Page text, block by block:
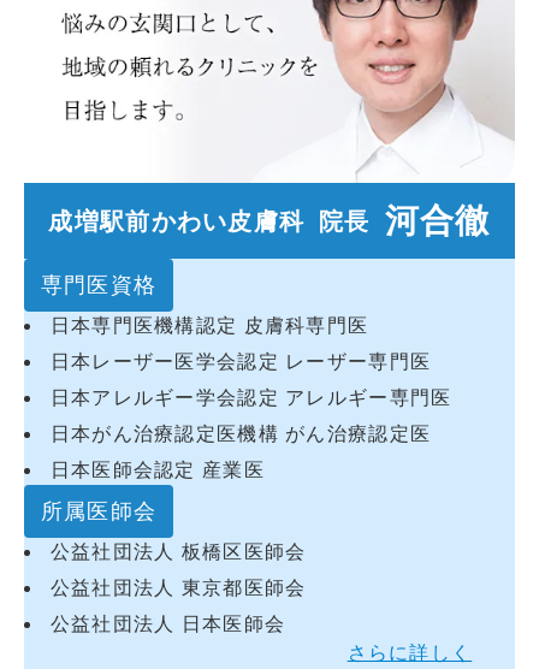
成増駅前かわい皮膚科 院長 河合徹
専門医資格
日本専門医機構認定 皮膚科専門医
日本レーザー医学会認定 レーザー専門医
日本アレルギー学会認定 アレルギー専門医
日本がん治療認定医機構 がん治療認定医
日本医師会認定 産業医
所属医師会
公益社団法人 板橋区医師会
公益社団法人 東京都医師会
公益社団法人 日本医師会
さらに詳しく